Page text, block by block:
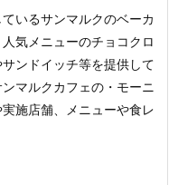
いるサンマルクのベーカ
人気メニューのチョコクロ
ンドイッチ等を提供して
マルクカフェの ・モーニ
施店舗、メニューや食レ